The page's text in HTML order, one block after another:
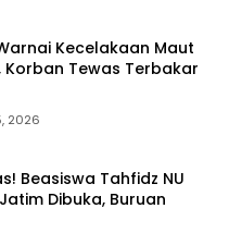
Kecelakaan Maut
Korban Tewas Terbakar
2026
Beasiswa Tahfidz NU
Dibuka, Buruan